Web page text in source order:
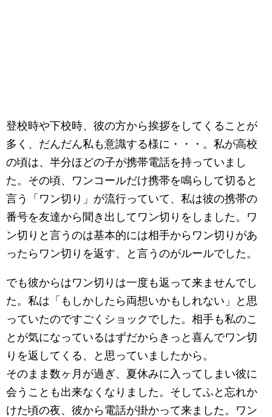
登校時や下校時、彼の方から挨拶をしてくることが
多く、だんだん私も意識する様に・・・。私が高校
の頃は、半分ほどの子が携帯電話を持っていまし
た。その頃、ワンコールだけ携帯を鳴らして切ると
言う「ワン切り」が流行っていて、私は彼の携帯の
番号を友達から聞き出してワン切りをしました。ワ
ン切りと言うのは基本的には相手からワン切りがあ
ったらワン切りを返す、と言うのがルールでした。
でも彼からはワン切りは一度も返って来ませんでし
た。私は「もしかしたら両想いかもしれない」と思
っていたのですごくショックでした。相手も私のこ
とが気になっているはずだからきっと喜んでワン切
りを返してくる、と思っていましたから。
そのまま数ヶ月が過ぎ、夏休みに入ってしまい彼に
会うことも出来なくなりました。そしてふと忘れか
けた頃の夜、彼から電話が掛かって来ました。ワン